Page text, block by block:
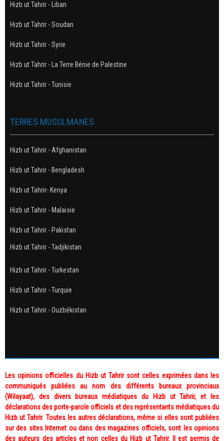
Hizb ut Tahrir - Liban
Hizb ut Tahrir - Soudan
Hizb ut Tahrir - Syrie
Hizb ut Tahrir - La Terre Bénie de Palestine
Hizb ut Tahrir - Tunisie
TERRES MUSULMANES
Hizb ut Tahrir - Afghanistan
Hizb ut Tahrir - Bengladesh
Hizb ut Tahrir- Kenya
Hizb ut Tahrir - Malaisie
Hizb ut Tahrir - Pakistan
Hizb ut Tahrir - Tadjikistan
Hizb ut Tahrir - Turkestan
Hizb ut Tahrir - Turquie
Hizb ut Tahrir - Ouzbékistan
Les opinions officielles du Hizb ut Tahrir sont celles exprimées dans les
communiqués publiées au nom des différents bureaux provinciaux
(Wilayaat), des divers bureaux médiatiques du Hizb ut Tahrir, et les
déclarations des porte-parole officiels et des représentants médiatiques du
Hizb ut Tahrir. Toutes les autres déclarations, même si elles sont publiées
sur des sites Internet ou dans des magazines officiels, sont les opinions
des auteurs des articles et non celles du Hizb ut Tahrir. Il est permis de